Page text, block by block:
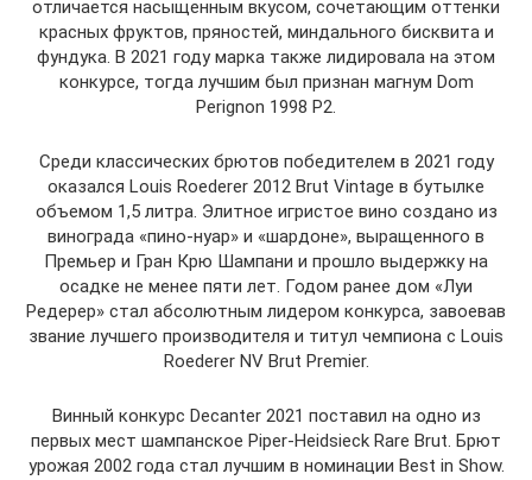
отличается насыщенным вкусом, сочетающим оттенки
красных фруктов, пряностей, миндального бисквита и
фундука. В 2021 году марка также лидировала на этом
конкурсе, тогда лучшим был признан магнум Dom
Perignon 1998 P2.
Среди классических брютов победителем в 2021 году
оказался Louis Roederer 2012 Brut Vintage в бутылке
объемом 1,5 литра. Элитное игристое вино создано из
винограда «пино-нуар» и «шардоне», выращенного в
Премьер и Гран Крю Шампани и прошло выдержку на
осадке не менее пяти лет. Годом ранее дом «Луи
Редерер» стал абсолютным лидером конкурса, завоевав
звание лучшего производителя и титул чемпиона с Louis
Roederer NV Brut Premier.
Винный конкурс Decanter 2021 поставил на одно из
первых мест шампанское Piper-Heidsieck Rare Brut. Брют
урожая 2002 года стал лучшим в номинации Best in Show.